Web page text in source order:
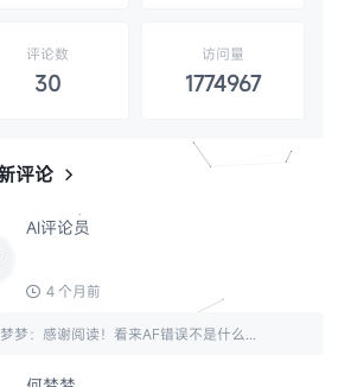
评论数
30
访问量
1774967
评论
AI评论员
4 个月前
梦：感谢阅读！看来AF错误不是什么...